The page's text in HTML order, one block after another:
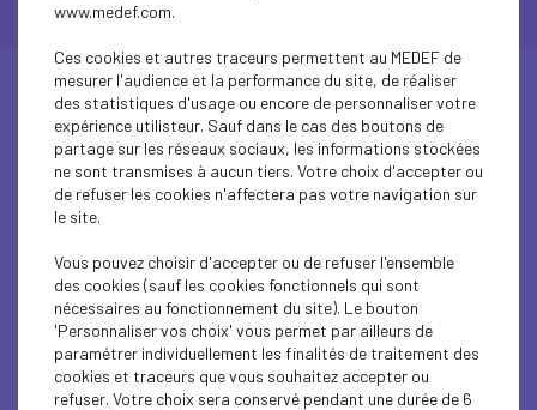
© Medef Sarthe 2026 -
www.medef.com.
Ces cookies et autres traceurs permettent au MEDEF de
mesurer l'audience et la performance du site, de réaliser
des statistiques d'usage ou encore de personnaliser votre
expérience utilisteur. Sauf dans le cas des boutons de
partage sur les réseaux sociaux, les informations stockées
ne sont transmises à aucun tiers. Votre choix d'accepter ou
de refuser les cookies n'affectera pas votre navigation sur
le site.
Vous pouvez choisir d'accepter ou de refuser l'ensemble
des cookies (sauf les cookies fonctionnels qui sont
nécessaires au fonctionnement du site). Le bouton
'Personnaliser vos choix' vous permet par ailleurs de
paramétrer individuellement les finalités de traitement des
cookies et traceurs que vous souhaitez accepter ou
refuser. Votre choix sera conservé pendant une durée de 6